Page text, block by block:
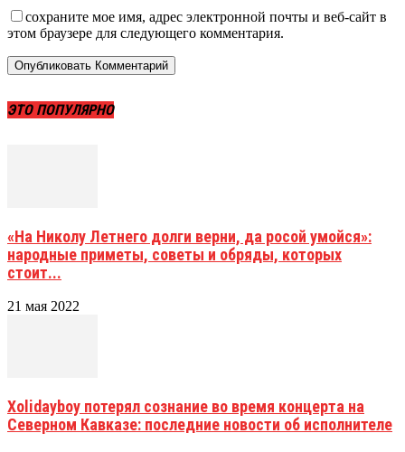
сохраните мое имя, адрес электронной почты и веб-сайт в
этом браузере для следующего комментария.
ЭТО ПОПУЛЯРНО
«На Николу Летнего долги верни, да росой умойся»:
народные приметы, советы и обряды, которых
стоит...
21 мая 2022
Xolidayboy потерял сознание во время концерта на
Северном Кавказе: последние новости об исполнителе